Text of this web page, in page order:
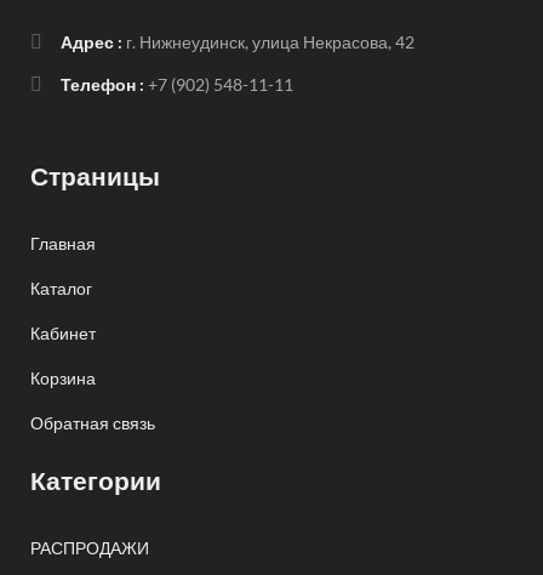
Адрес : г. Нижнеудинск, улица Некрасова, 42
Телефон : +7 (902) 548-11-11
Страницы
Главная
Каталог
Кабинет
Корзина
Обратная связь
Категории
РАСПРОДАЖИ